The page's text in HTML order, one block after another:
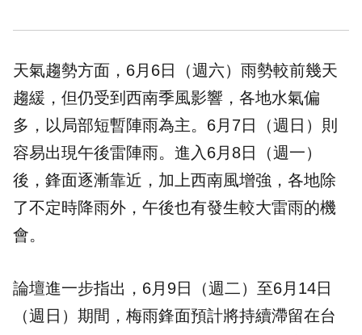
天氣趨勢方面，6月6日（週六）雨勢較前幾天
趨緩，但仍受到西南季風影響，各地水氣偏
多，以局部短暫陣雨為主。6月7日（週日）則
容易出現午後雷陣雨。進入6月8日（週一）
後，鋒面逐漸靠近，加上西南風增強，各地除
了不定時降雨外，午後也有發生較大雷雨的機
會。
論壇進一步指出，6月9日（週二）至6月14日
（週日）期間，梅雨鋒面預計將持續滯留在台